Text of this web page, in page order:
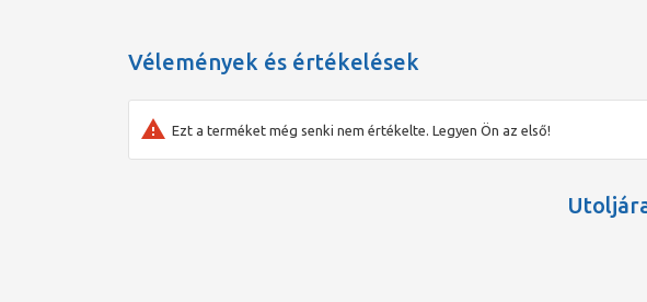
Vélemények és értékelések
Ezt a terméket még senki nem értékelte. Legyen Ön az első!